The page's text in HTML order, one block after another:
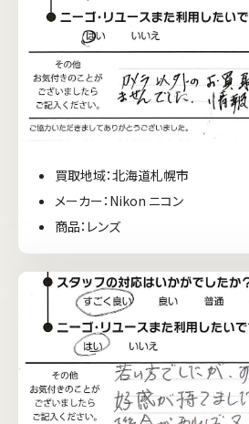
買取地域：北海道札幌市
メーカー：Nikon ニコン
商品：レンズ